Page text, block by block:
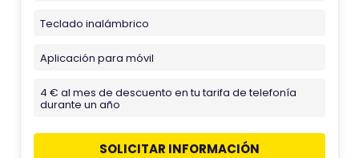
Teclado inalámbrico
Aplicación para móvil
4 € al mes de descuento en tu tarifa de telefonía
durante un año
SOLICITAR INFORMACIÓN